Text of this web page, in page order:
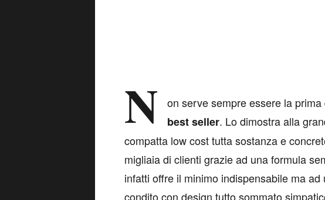
N
on serve sempre essere la
best seller. Lo dimostra alla
compatta low cost tutta sostanza e
migliaia di clienti grazie ad una formula
infatti offre il minimo indispensabile ma ad
condito con design tutto sommato